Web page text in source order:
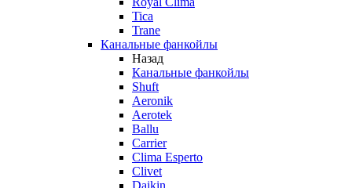
Tica
Trane
Канальные фанкойлы
Назад
Канальные фанкойлы
Shuft
Aeronik
Aerotek
Ballu
Carrier
Clima Esperto
Clivet
Daikin